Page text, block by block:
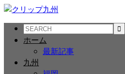
ホーム
最新記事
九州